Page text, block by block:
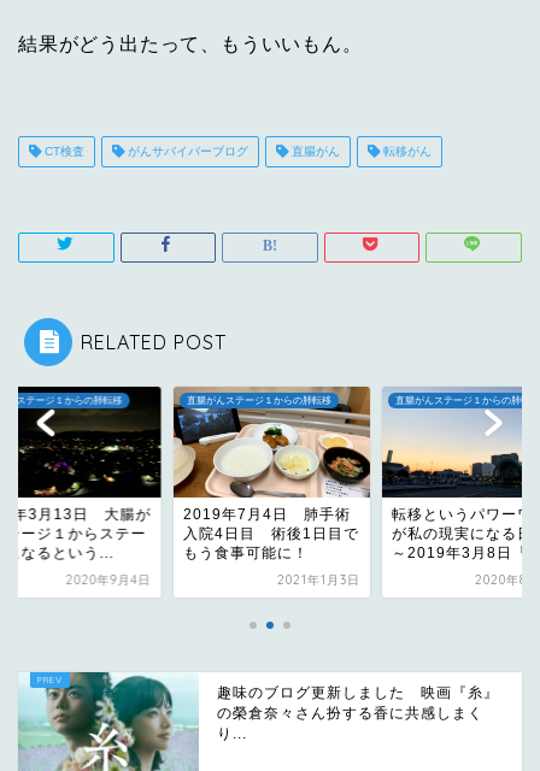
結果がどう出たって、もういいもん。
CT検査 がんサバイバーブログ 直腸がん 転移がん
RELATED POST
んステージ１からの肺転移
年3月13日 大腸が
テージ１からステー
になるという...
2020年9月4日
直腸がんステージ１からの肺転移
2019年7月4日 肺手術
入院4日目 術後1日目で
もう食事可能に！
2021年1月3日
直腸がんステージ１からの肺転移
転移というパワーワ
が私の現実になる日
～2019年3月8日「
2020年8
趣味のブログ更新しました 映画『糸』
の榮倉奈々さん扮する香に共感しまく
り...